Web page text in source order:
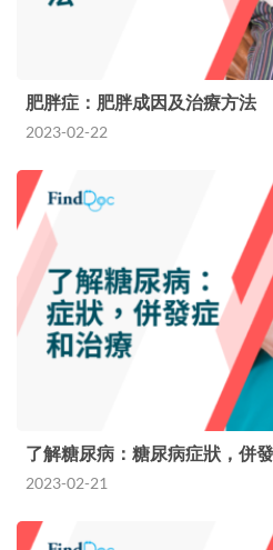
肥胖症：肥胖成因及治療方法
2023-02-22
了解糖尿病：糖尿病症狀，併
2023-02-21